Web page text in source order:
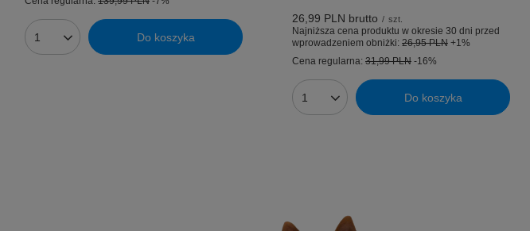
Ilość produktów Do koszyka
26,99 PLN brutto / szt.
Najniższa cena produktu w okresie 30 dni przed
wprowadzeniem obniżki: 26,95 PLN +1%
Cena regularna: 31,99 PLN -16%
Ilość produktów Do koszyka